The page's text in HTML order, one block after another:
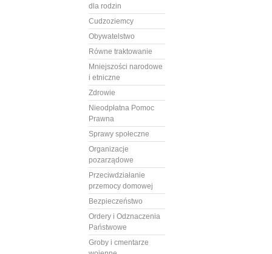
dla rodzin
Cudzoziemcy
Obywatelstwo
Równe traktowanie
Mniejszości narodowe
i etniczne
Zdrowie
Nieodpłatna Pomoc
Prawna
Sprawy społeczne
Organizacje
pozarządowe
Przeciwdziałanie
przemocy domowej
Bezpieczeństwo
Ordery i Odznaczenia
Państwowe
Groby i cmentarze